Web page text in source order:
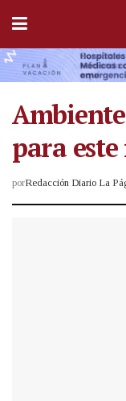
para
porRedacción Diario La